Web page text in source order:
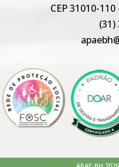
CEP 31010-
(31)